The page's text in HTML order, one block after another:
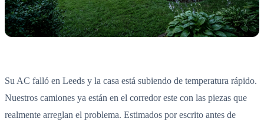
Su AC falló en Leeds y la casa está subiendo de temperatura rápido.
Nuestros camiones ya están en el corredor este con las piezas que
realmente arreglan el problema. Estimados por escrito antes de